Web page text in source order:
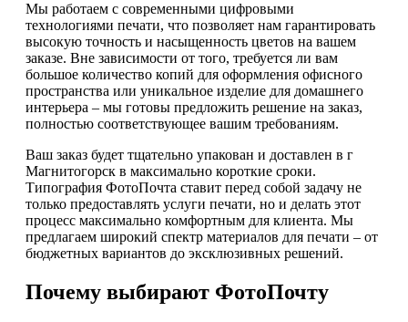
Мы работаем с современными цифровыми
технологиями печати, что позволяет нам гарантировать
высокую точность и насыщенность цветов на вашем
заказе. Вне зависимости от того, требуется ли вам
большое количество копий для оформления офисного
пространства или уникальное изделие для домашнего
интерьера – мы готовы предложить решение на заказ,
полностью соответствующее вашим требованиям.
Ваш заказ будет тщательно упакован и доставлен в г
Магнитогорск в максимально короткие сроки.
Типография ФотоПочта ставит перед собой задачу не
только предоставлять услуги печати, но и делать этот
процесс максимально комфортным для клиента. Мы
предлагаем широкий спектр материалов для печати – от
бюджетных вариантов до эксклюзивных решений.
Почему выбирают ФотоПочту